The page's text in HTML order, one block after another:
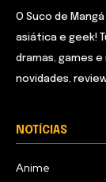
O Suco de
asiática e geek!
dramas, games
novidades,
NOTÍCIAS
Anime